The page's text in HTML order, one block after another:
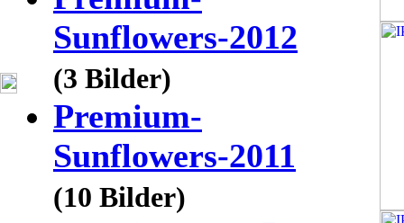
Sunflowers-2012
(3 Bilder)
Premium-
Sunflowers-2011
(10 Bilder)